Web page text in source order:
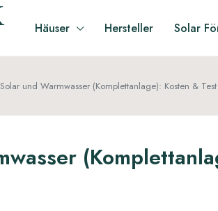
Häuser Hersteller Solar
Solar und Warmwasser (Komplettanlage): Kosten &